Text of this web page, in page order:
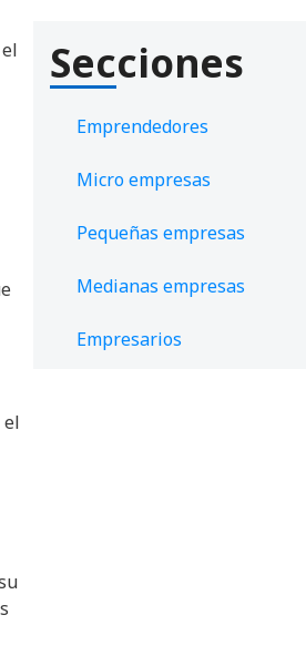
el
Secciones
Emprendedores
Micro empresas
Pequeñas empresas
Medianas empresas
Empresarios